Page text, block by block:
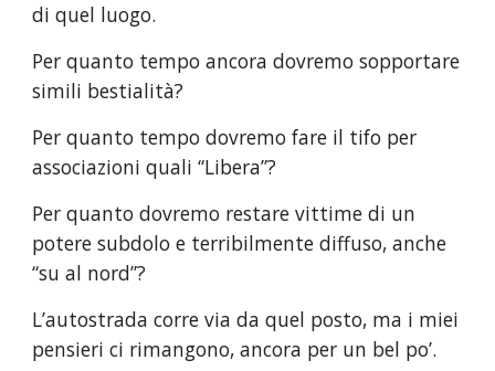
di quel luogo.
Per quanto tempo ancora dovremo sopportare
simili bestialità?
Per quanto tempo dovremo fare il tifo per
associazioni quali “Libera”?
Per quanto dovremo restare vittime di un
potere subdolo e terribilmente diffuso, anche
“su al nord”?
L’autostrada corre via da quel posto, ma i miei
pensieri ci rimangono, ancora per un bel po’.